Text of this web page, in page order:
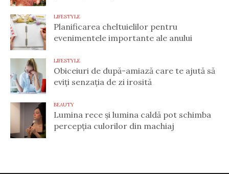
LIFESTYLE
Planificarea cheltuielilor pentru
evenimentele importante ale anului
LIFESTYLE
Obiceiuri de după-amiază care te ajută să
eviți senzația de zi irosită
BEAUTY
Lumina rece și lumina caldă pot schimba
percepția culorilor din machiaj